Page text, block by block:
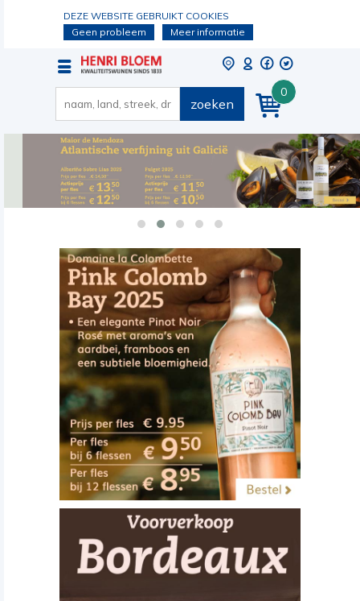
DEZE WEBSITE GEBRUIKT COOKIES
Geen probleem
Meer informatie
0
zoeken